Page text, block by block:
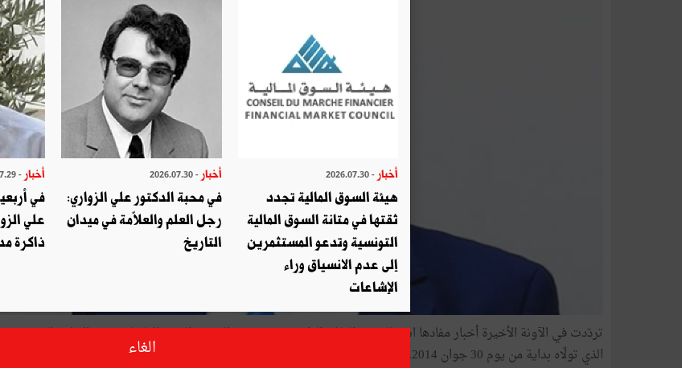
تردّدت في الآونة الأخيرة أخبار مفادها استقالة عبد الرزّاق الطبيب من منصب الرئيس المدير العام لمؤسّسة الإذاعة التونسية
الذي تولّاه بداية من يوم 30 جوان 2014.
أخبار - 2026.07.30
هيئة السوق المالية تجدد
ثقتها في متانة السوق المالية
التونسية وتدعو المستثمرين
إلى عدم الانسياق وراء
الإشاعات
أخبار - 2026.07.30
في محبة الدكتور علي الزواري:
رجل العلم والعلاّمة في ميدان
التاريخ
أخبار - 2026.07.29
في
علي
ذاكرة
الغاء